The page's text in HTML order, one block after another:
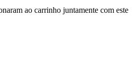
ao carrinho juntamente com este